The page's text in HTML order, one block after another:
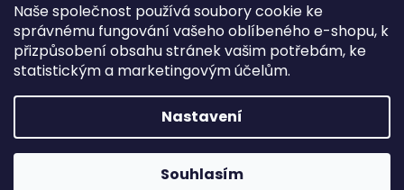
Naše společnost používá soubory cookie ke
správnému fungování vašeho oblíbeného e-shopu, k
přizpůsobení obsahu stránek vašim potřebám, ke
statistickým a marketingovým účelům.
Nastavení
Souhlasím